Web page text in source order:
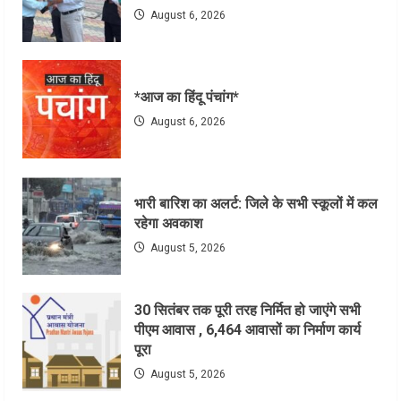
August 6, 2026
*आज का हिंदू पंचांग*
August 6, 2026
भारी बारिश का अलर्ट: जिले के सभी स्कूलों में कल
रहेगा अवकाश
August 5, 2026
30 सितंबर तक पूरी तरह निर्मित हो जाएंगे सभी
पीएम आवास , 6,464 आवासों का निर्माण कार्य
पूरा
August 5, 2026